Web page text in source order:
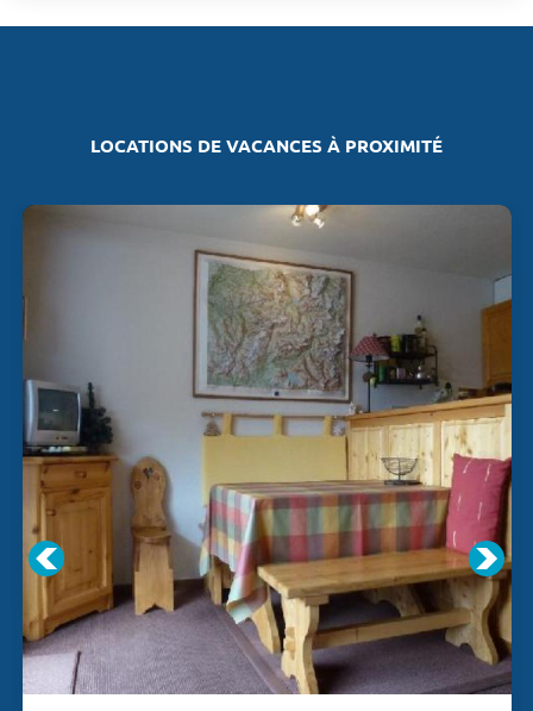
LOCATIONS DE VACANCES À PROXIMITÉ